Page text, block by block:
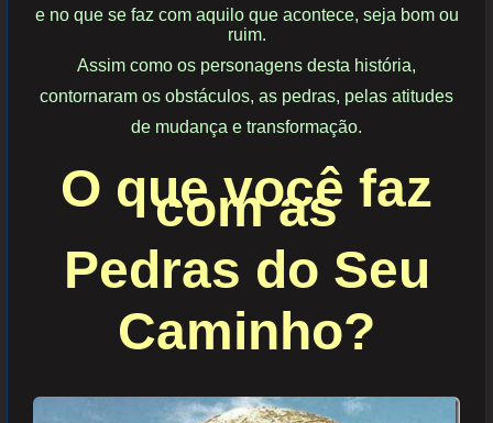
e no que se faz com aquilo que acontece, seja bom ou
ruim.
Assim como os personagens desta história,
contornaram os obstáculos, as pedras, pelas atitudes
de mudança e transformação.
O que você faz
com as
Pedras do Seu
Caminho?